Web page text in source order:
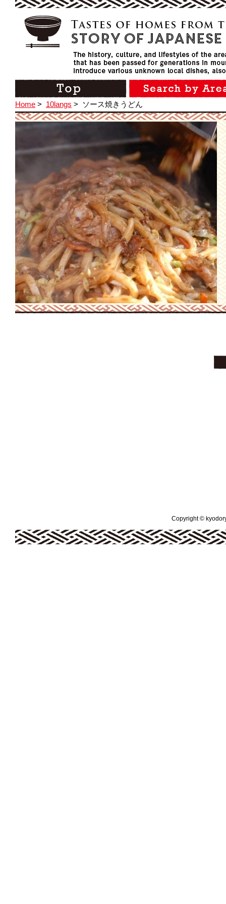
Home > 10langs > ソース焼きうどん
Copyright ©